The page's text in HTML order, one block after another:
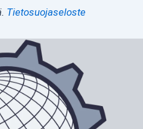
Tietosuojaseloste